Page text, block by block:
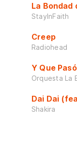
La Bondad
StayInFaith
Creep
Radiohead
Y Que Pasó
Orquesta La
Dai Dai
Shakira